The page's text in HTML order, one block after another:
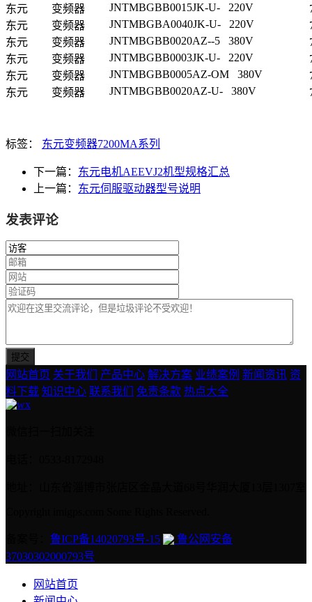
东元
变频器 JNTMBGBB0015JK-U- 220V
东元
变频器 JNTMBGBA0040JK-U- 220V
东元
变频器 JNTMBGBB0020AZ--5 380V
东元
变频器 JNTMBGBB0003JK-U- 220V
东元
变频器 JNTMBGBB0005AZ-OM 380V
东元
变频器 JNTMBGBB0020AZ-U- 380V
标签： 东元变频器7200MA系列
下一篇： 东元电机AEEVJ2机型规格汇总
上一篇： 东元伺服驱动器型号说明
发表评论
网站首页 关于我们 产品中心 解决方案 业绩案例 新闻资讯 资
料下载 知识中心 联系我们 免责条款 热点大全
鲁ICP备14020793号-15
鲁公网安备
37030302000793号
网站首页